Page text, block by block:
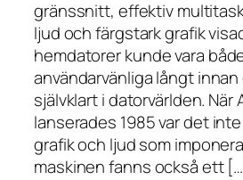
gränssnitt, effektiv
ljud och färgstark grafik
hemdatorer kunde vara
användarvänliga långt
självklart i datorvärlden. När
lanserades 1985 var det
grafik och ljud som
maskinen fanns också ett